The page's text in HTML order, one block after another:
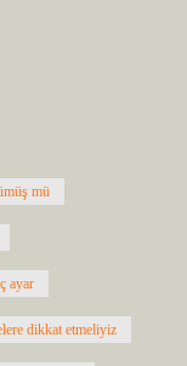
mü
ayar
dikkat etmeliyiz